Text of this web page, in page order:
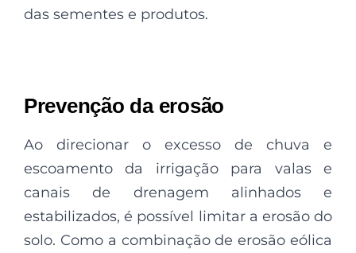
das sementes e produtos.
Prevenção da erosão
Ao direcionar o excesso de chuva e
escoamento da irrigação para valas e
canais de drenagem alinhados e
estabilizados, é possível limitar a erosão do
solo. Como a combinação de erosão eólica